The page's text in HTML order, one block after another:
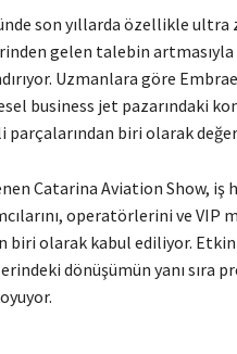
son yıllarda özellikle
gelen talebin
Uzmanlara göre
business jet pazarındaki
biri olarak
Catarina Aviation Show, iş
operatörlerini ve
biri olarak kabul ediliyor.
dönüşümün yanı sıra